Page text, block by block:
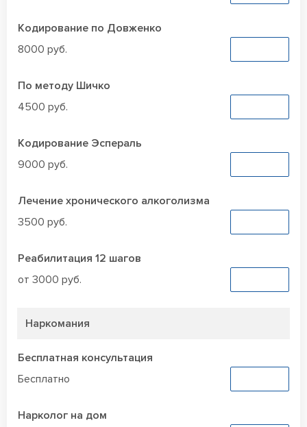
Кодирование по Довженко
8000 руб.
По методу Шичко
4500 руб.
Кодирование Эспераль
9000 руб.
Лечение хронического алкоголизма
3500 руб.
Реабилитация 12 шагов
от 3000 руб.
Наркомания
Бесплатная консультация
Бесплатно
Нарколог на дом